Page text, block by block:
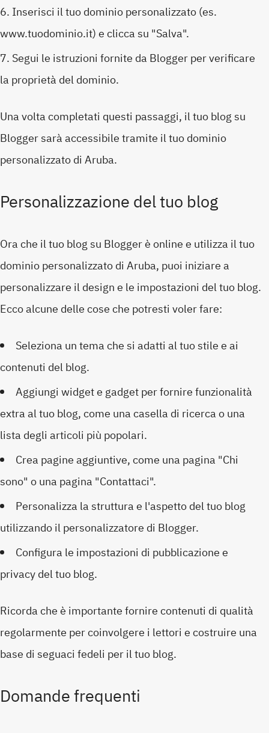
Inserisci il tuo dominio personalizzato (es.
www.tuodominio.it) e clicca su "Salva".
Segui le istruzioni fornite da Blogger per verificare
la proprietà del dominio.
Una volta completati questi passaggi, il tuo blog su
Blogger sarà accessibile tramite il tuo dominio
personalizzato di Aruba.
Personalizzazione del tuo blog
Ora che il tuo blog su Blogger è online e utilizza il tuo
dominio personalizzato di Aruba, puoi iniziare a
personalizzare il design e le impostazioni del tuo blog.
Ecco alcune delle cose che potresti voler fare:
Seleziona un tema che si adatti al tuo stile e ai
contenuti del blog.
Aggiungi widget e gadget per fornire funzionalità
extra al tuo blog, come una casella di ricerca o una
lista degli articoli più popolari.
Crea pagine aggiuntive, come una pagina "Chi
sono" o una pagina "Contattaci".
Personalizza la struttura e l'aspetto del tuo blog
utilizzando il personalizzatore di Blogger.
Configura le impostazioni di pubblicazione e
privacy del tuo blog.
Ricorda che è importante fornire contenuti di qualità
regolarmente per coinvolgere i lettori e costruire una
base di seguaci fedeli per il tuo blog.
Domande frequenti